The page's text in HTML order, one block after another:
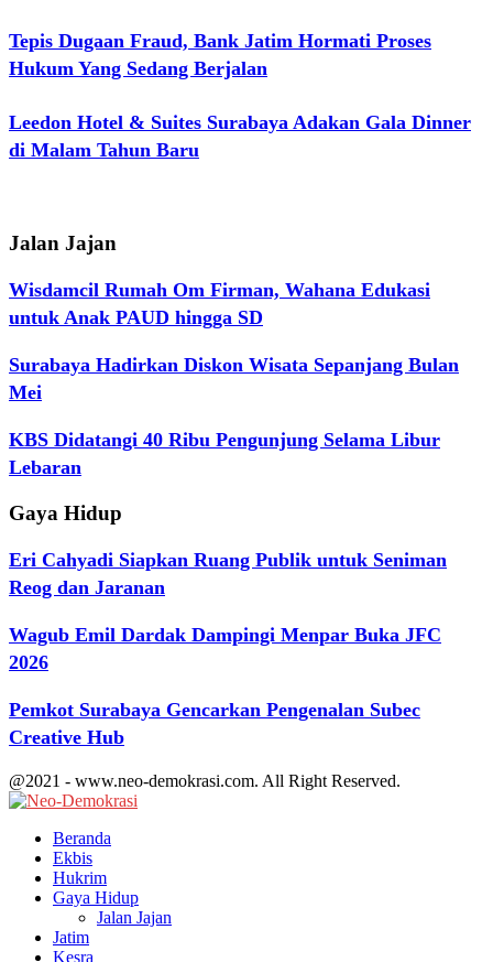
Tepis Dugaan Fraud, Bank Jatim Hormati Proses
Hukum Yang Sedang Berjalan
Leedon Hotel & Suites Surabaya Adakan Gala Dinner
di Malam Tahun Baru
Jalan Jajan
Wisdamcil Rumah Om Firman, Wahana Edukasi
untuk Anak PAUD hingga SD
Surabaya Hadirkan Diskon Wisata Sepanjang Bulan
Mei
KBS Didatangi 40 Ribu Pengunjung Selama Libur
Lebaran
Gaya Hidup
Eri Cahyadi Siapkan Ruang Publik untuk Seniman
Reog dan Jaranan
Wagub Emil Dardak Dampingi Menpar Buka JFC
2026
Pemkot Surabaya Gencarkan Pengenalan Subec
Creative Hub
@2021 - www.neo-demokrasi.com. All Right Reserved.
Beranda
Ekbis
Hukrim
Gaya Hidup
Jalan Jajan
Jatim
Kesra